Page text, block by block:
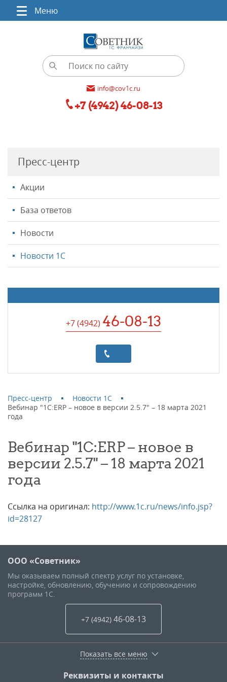
Меню
info@cov1c.ru
+7 (4942) 46-08-13
Пресс-центр
Акции
База ответов
Новости
Новости 1С
+7 (4942) 46-08-13
Пресс-центр
Новости 1С
Вебинар "1С:ERP – новое в версии 2.5.7" – 18 марта 2021
года
Вебинар "1С:ERP – новое в
версии 2.5.7" – 18 марта 2021
года
Ссылка на оригинал: http://www.1c.ru/news/info.jsp?
id=28127
ООО «Советник»
Мы оказываем полный спектр услуг по установке,
настройке, обновлению, обучению и сопровождению
программ 1С.
+7 (4942) 46-08-13
Показать все меню
Реквизиты и контакты